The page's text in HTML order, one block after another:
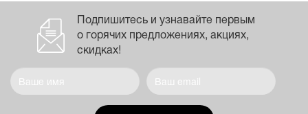
Подпишитесь и узнавайте первым
о горячих предложениях, акциях,
скидках!